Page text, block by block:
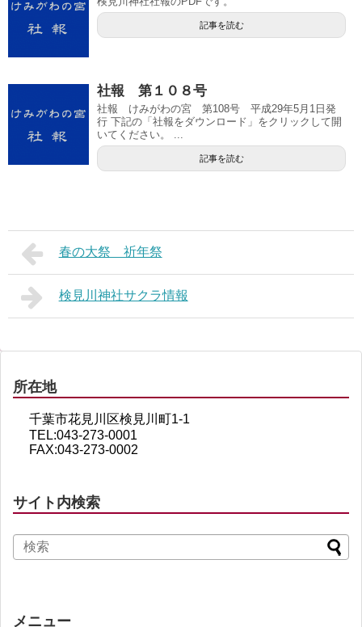
記事を読む
社報 第１０８号
社報 けみがわの宮 第108号 平成29年5月1日発
行 下記の「社報をダウンロード」をクリックして開
いてください。 ...
記事を読む
春の大祭 祈年祭
検見川神社サクラ情報
所在地
千葉市花見川区検見川町1-1
TEL:043-273-0001
FAX:043-273-0002
サイト内検索
メニュー